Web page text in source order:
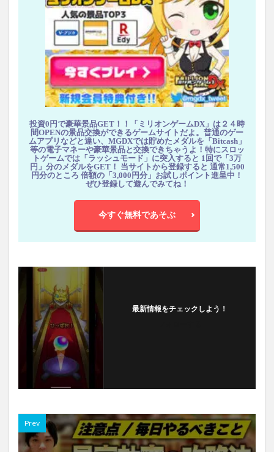
投資0円で豪華景品GET！！「ミリオンゲームDX」は２４時
間OPENの景品交換ができるゲームサイトだよ。普通のゲー
ムアプリなどと違い、MGDXでは貯めたメダルを「Bitcash」
等の電子マネーや豪華景品と交換できちゃうよ！特にスロッ
トゲームでは「ラッシュモード」に突入すると 1回で「3万
円」分のメダルをGET！ 当サイトから登録すると 通常1,500
円分のところ 倍額の「3,000円分」お試しポイント進呈中！
ぜひ登録して遊んでみてね！
今すぐ無料であそぶ
最新情報をチェックしよう！
Prev